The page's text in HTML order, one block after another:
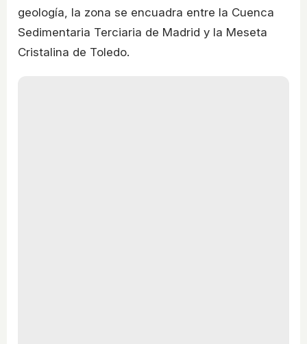
geología, la zona se encuadra entre la Cuenca
Sedimentaria Terciaria de Madrid y la Meseta
Cristalina de Toledo.